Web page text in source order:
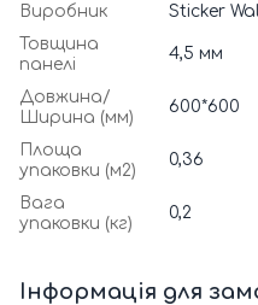
Виробник
Sticker
Товщина
панелі
4,5 мм
Довжина/
Ширина (мм)
600*600
Площа
упаковки (м2)
0,36
Вага
упаковки (кг)
0,2
Інформація для